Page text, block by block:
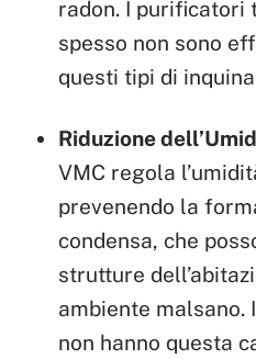
radon. I purificatori
spesso non sono
questi tipi di
Riduzione
VMC regola
prevenendo la
condensa, che
strutture
ambiente malsano.
non hanno questa